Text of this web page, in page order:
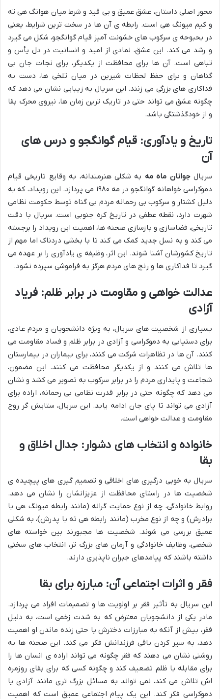
محور اصلی داستان، عشق عمیق و بی قید و شرط میان هوانگ هی ته
و کیم میونگ هی است. رابطه ی آن ها در سخت ترین شرایط، یعنی
در بحبوحه ی سرکوب های خشونت آمیز قیام گوانگجو، شکل می گیرد
و رشد می کند. این عشق، نمادی از امید و انسانیت در دل یأس و
تباهی است. آن ها برای محافظت از یکدیگر، برای نجات جان بی
گناهان و برای حفظ لحظات شیرین در میان تلخی ها، دست به
فداکاری های بزرگی می زنند. این سریال به زیبایی نشان می دهد که
چگونه عشق می تواند حتی در تاریک ترین زمان ها، نیروی محرک بقا
و از خودگذشتگی باشد.
تاریخ و یادآوری: قیام گوانگجو و درس های
آن
سریالجوانان ماه مه به شکلی هنرمندانه، به وقایع تاریخی قیام
دموکراسی خواهانه گوانگجو در مه ۱۹۸۰ می پردازد. این رویداد، که به
دلیل کشتار و سرکوب بی رحمانه مردم بی گناه توسط حکومت نظامی
شهرت دارد، نقطه عطفی در تاریخ کره جنوبی است. سریال با دقت
تاریخی، فضاسازی و بازسازی صحنه ها، اهمیت این رویداد را برجسته
می کند و به نسل جدید کمک می کند تا با بخشی دردناک اما مهم از
تاریخ کشورشان آشنا شوند. این اثر، وظیفه ی یادآوری را بر عهده می
گیرد تا فداکاری ها و رنج های مردم هرگز به فراموشی سپرده نشود.
عدالت خواهی و مقاومت در برابر ظلم: فریاد
آزادی
بسیاری از شخصیت های سریال، به ویژه دانشجویان و مردم عادی،
برای دستیابی به دموکراسی و آزادی در برابر ظلم و فساد مقاومت می
کنند. آن ها در تظاهرات شرکت می کنند، برای بیماران در بیمارستان
ها تلاش می کنند و از یکدیگر محافظت می کنند. این مضمون،
شجاعت و پایداری مردم را در برابر سرکوب به تصویر می کشد و نشان
می دهد که چگونه حتی در برابر قدرت نظامی بی رحمانه، اراده برای
آزادی می تواند تا پای جان ادامه یابد. این سریال، ستایش گر روح
مقاومت و عدالت خواهی است.
خانواده و انتخاب های دشوار: جدال اخلاق و
بقا
سریال به خوبی درگیری های اخلاقی و تصمیم گیری های پیچیده ی
شخصیت ها در راستای محافظت از عزیزانشان را نشان می دهد.
روابط خانوادگی، چه از نوع حمایت گرانه (مانند رابطه میونگ هی با
برادرش) و چه از نوع مخرب (مانند رابطه هی ته با پدرش)، به شکلی
عمیق بررسی می شوند. شخصیت ها مجبورند بین خواسته های
شخصی، وظایف خانوادگی و آرمان های بزرگ تر، انتخاب های سختی
داشته باشند که پیامدهای جبران ناپذیری دارند.
فقر و اثرات اجتماعی آن: مبارزه برای بقا
این سریال به تأثیر فقر بر اولویت ها و تصمیمات افراد می پردازد.
مادر یکی از دانشجویان معترض که به شدت زخمی است، به دلیل
فقر، بیش از آنکه به مبارزات دخترش یا حتی زنده ماندن او اهمیت
دهد، به سیر کردن باقی فرزندانش فکر می کند. این صحنه ها به
روشنی نشان می دهند که فقر چگونه می تواند اراده ی انسان ها را
برای مقابله با ظلم تضعیف کند و چگونه کسی که برای بقای روزمره
اش تلاش می کند، نمی تواند به مسائل بزرگ تری مانند آزادی یا
دموکراسی فکر کند. این یک پیام اجتماعی عمیق است که اهمیت